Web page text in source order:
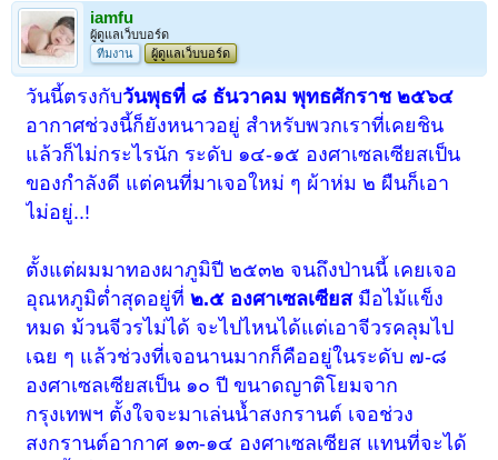
iamfu
ผู้ดูแลเว็บบอร์ด
ทีมงาน
ผู้ดูแลเว็บบอร์ด
วันนี้ตรงกับวันพุธที่ ๘ ธันวาคม พุทธศักราช ๒๕๖๔
อากาศช่วงนี้ก็ยังหนาวอยู่ สำหรับพวกเราที่เคยชิน
แล้วก็ไม่กระไรนัก ระดับ ๑๔-๑๕ องศาเซลเซียสเป็น
ของกำลังดี แต่คนที่มาเจอใหม่ ๆ ผ้าห่ม ๒ ผืนก็เอา
ไม่อยู่..!
ตั้งแต่ผมมาทองผาภูมิปี ๒๕๓๒ จนถึงป่านนี้ เคยเจอ
อุณหภูมิต่ำสุดอยู่ที่๒.๕ องศาเซลเซียสมือไม้แข็ง
หมด ม้วนจีวรไม่ได้ จะไปไหนได้แต่เอาจีวรคลุมไป
เฉย ๆ แล้วช่วงที่เจอนานมากก็คืออยู่ในระดับ ๗-๘
องศาเซลเซียสเป็น ๑๐ ปี ขนาดญาติโยมจาก
กรุงเทพฯ ตั้งใจจะมาเล่นน้ำสงกรานต์ เจอช่วง
สงกรานต์อากาศ ๑๓-๑๔ องศาเซลเซียส แทนที่จะได้